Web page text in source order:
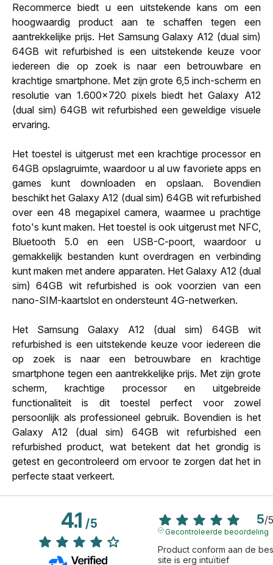
Recommerce biedt u een uitstekende kans om een
hoogwaardig product aan te schaffen tegen een
aantrekkelijke prijs. Het Samsung Galaxy A12 (dual sim)
64GB wit refurbished is een uitstekende keuze voor
iedereen die op zoek is naar een betrouwbare en
krachtige smartphone. Met zijn grote 6,5 inch-scherm en
resolutie van 1.600x720 pixels biedt het Galaxy A12
(dual sim) 64GB wit refurbished een geweldige visuele
ervaring.
Het toestel is uitgerust met een krachtige processor en
64GB opslagruimte, waardoor u al uw favoriete apps en
games kunt downloaden en opslaan. Bovendien
beschikt het Galaxy A12 (dual sim) 64GB wit refurbished
over een 48 megapixel camera, waarmee u prachtige
foto's kunt maken. Het toestel is ook uitgerust met NFC,
Bluetooth 5.0 en een USB-C-poort, waardoor u
gemakkelijk bestanden kunt overdragen en verbinding
kunt maken met andere apparaten. Het Galaxy A12 (dual
sim) 64GB wit refurbished is ook voorzien van een
nano-SIM-kaartslot en ondersteunt 4G-netwerken.
Het Samsung Galaxy A12 (dual sim) 64GB wit
refurbished is een uitstekende keuze voor iedereen die
op zoek is naar een betrouwbare en krachtige
smartphone tegen een aantrekkelijke prijs. Met zijn grote
scherm, krachtige processor en uitgebreide
functionaliteit is dit toestel perfect voor zowel
persoonlijk als professioneel gebruik. Bovendien is het
Galaxy A12 (dual sim) 64GB wit refurbished een
refurbished product, wat betekent dat het grondig is
getest en gecontroleerd om ervoor te zorgen dat het in
perfecte staat verkeert.
4.1/5 5/5
Gecontroleerde beoordeling
Product conform aan de
site is erg intuïtief